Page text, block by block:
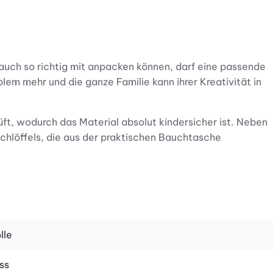
so richtig mit anpacken können, darf eine passende
mehr und die ganze Familie kann ihrer Kreativität in
wodurch das Material absolut kindersicher ist. Neben
die aus der praktischen Bauchtasche